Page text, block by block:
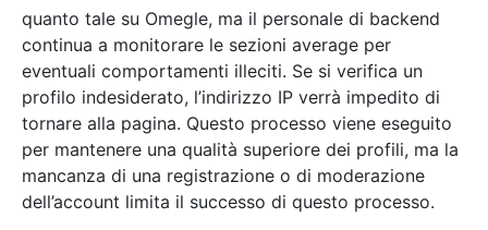
quanto tale su Omegle, ma il personale di backend
continua a monitorare le sezioni average per
eventuali comportamenti illeciti. Se si verifica un
profilo indesiderato, l’indirizzo IP verrà impedito di
tornare alla pagina. Questo processo viene eseguito
per mantenere una qualità superiore dei profili, ma la
mancanza di una registrazione o di moderazione
dell’account limita il successo di questo processo.